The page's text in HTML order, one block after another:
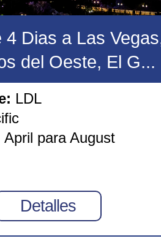
4 Dias a Las
del Oeste, El G...
LDL
April para August
Detalles